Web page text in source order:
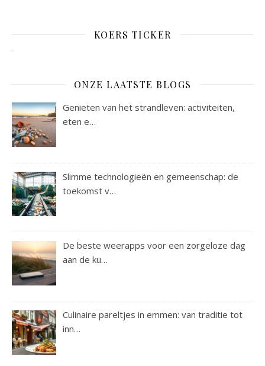
KOERS TICKER
ONZE LAATSTE BLOGS
Genieten van het strandleven: activiteiten,
eten e…
Slimme technologieën en gemeenschap: de
toekomst v…
De beste weerapps voor een zorgeloze dag
aan de ku…
Culinaire pareltjes in emmen: van traditie tot
inn…